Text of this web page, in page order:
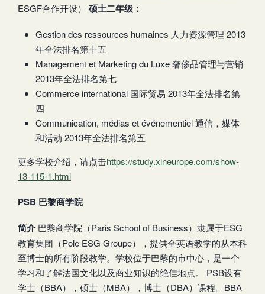
ESGF合作开设） 硕士二年级：
Gestion des ressources humaines 人力资源管理 2013
年全法排名第十五
Management et Marketing du Luxe 奢侈品管理与营销
2013年全法排名第七
Commerce international 国际贸易 2013年全法排名第
四
Communication, médias et événementiel 通信，媒体
和活动 2013年全法排名第五
更多学校介绍，请点击https://study.xineurope.com/show-
13-115-1.html
PSB 巴黎商学院
简介 巴黎商学院（Paris School of Business）隶属于ESG
教育集团（Pole ESG Groupe），提供全英语教学的从本科
至博士的所有阶段教学。学校位于巴黎的市中心，是一个
学习和了解法国文化以及商业知识的绝佳地点。 PSB设有
学士（BBA），硕士（MBA），博士（DBA）课程。BBA